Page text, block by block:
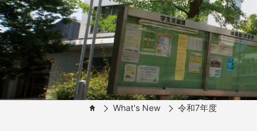
HOMEWhat's New 令和7年度